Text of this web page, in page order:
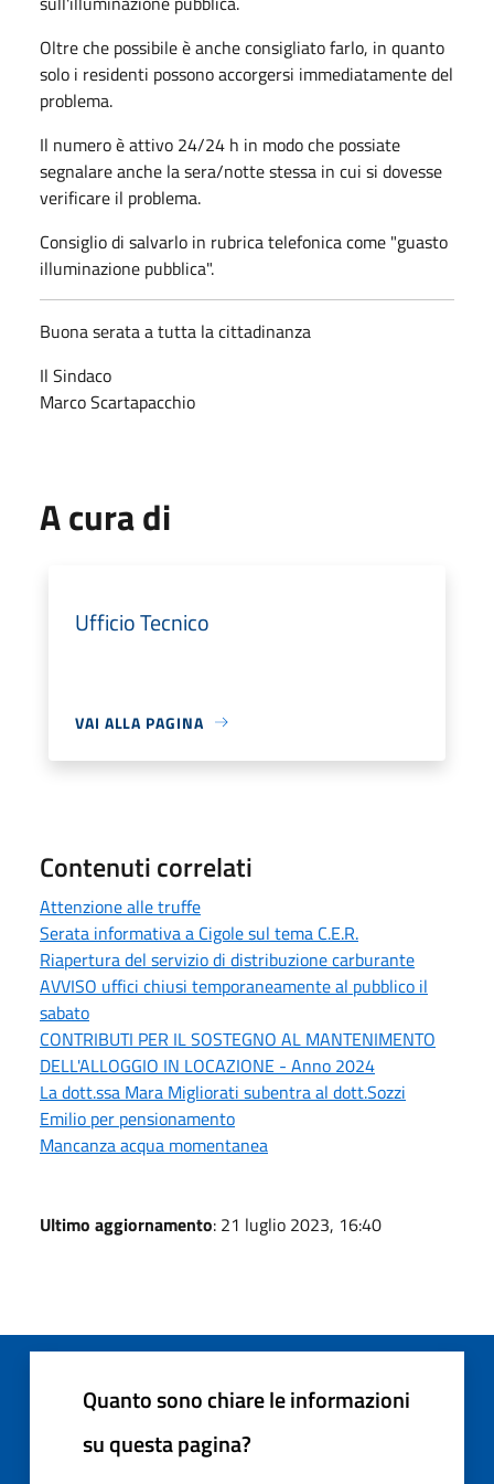
Oltre che possibile è anche consigliato farlo, in quanto
solo i residenti possono accorgersi immediatamente del
problema.
Il numero è attivo 24/24 h in modo che possiate
segnalare anche la sera/notte stessa in cui si dovesse
verificare il problema.
Consiglio di salvarlo in rubrica telefonica come "guasto
illuminazione pubblica".
Buona serata a tutta la cittadinanza
Il Sindaco
Marco Scartapacchio
A cura di
Ufficio Tecnico
VAI ALLA PAGINA
Contenuti correlati
Attenzione alle truffe
Serata informativa a Cigole sul tema C.E.R.
Riapertura del servizio di distribuzione carburante
AVVISO uffici chiusi temporaneamente al pubblico il
sabato
CONTRIBUTI PER IL SOSTEGNO AL MANTENIMENTO
DELL'ALLOGGIO IN LOCAZIONE - Anno 2024
La dott.ssa Mara Migliorati subentra al dott.Sozzi
Emilio per pensionamento
Mancanza acqua momentanea
Ultimo aggiornamento: 21 luglio 2023, 16:40
Quanto sono chiare le informazioni
su questa pagina?